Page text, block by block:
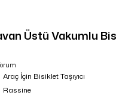
Üstü Vakumlu
Araç İçin Bisiklet Taşıyıcı
Rassine